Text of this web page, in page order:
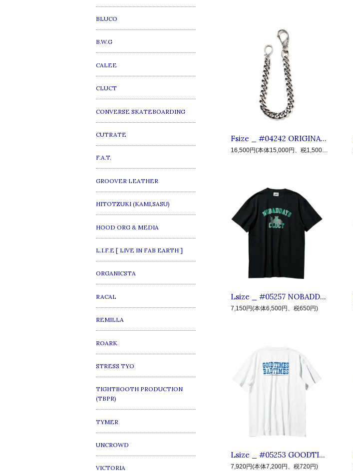
Fsize _ #04242 ORIGINAL WALLET CHAIN ◆ CLUCT クラクト : ブラス ウォレットチェーン Silver
16,500円(本体15,000円、税1,500円)
Lsize _ #05257 NOBADDAYS SS TEE ◆ CLUCT クラクト : 半袖ノーバッドデイズTシャツ Black
7,150円(本体6,500円、税650円)
Lsize _ #05253 GOODTIME BADTIME SS POCKET TEE ◆ CLUCT クラクト : 半袖メッセージポケットTシャツ White
7,920円(本体7,200円、税720円)
BLUCO
B.W.G
CALEE
CLUCT
CONVERSE SKATEBOARDING
CUTRATE
F.A.T.
GROOVER LEATHER
HITOTZUKI (KAMI,SASU)
HOOD ORG & MEDIA
L.I.F.E [ LIVE IN FAB EARTH ]
ORGANICSTA
RACAL
REMILLA
ROARK
STRESS TYO
TIGHTBOOTH PRODUCTION
(TBPR)
TYMER
UNCROWD
VICTORIA